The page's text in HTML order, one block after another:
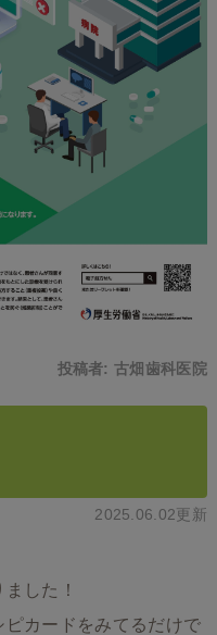
投稿者:古畑歯科医院
2025.06.02更新
した！
カードをみてるだけで